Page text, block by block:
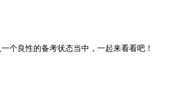
个良性的备考状态当中，一起来看看吧！